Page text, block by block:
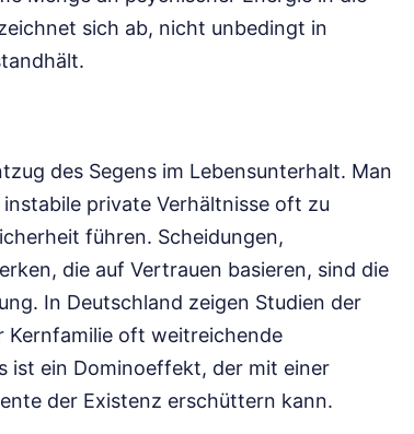
sich ab, nicht unbedingt in
des Segens im Lebensunterhalt. Man
private Verhältnisse oft zu
führen. Scheidungen,
die auf Vertrauen basieren, sind die
In Deutschland zeigen Studien der
Kernfamilie oft weitreichende
ist ein Dominoeffekt, der mit einer
der Existenz erschüttern kann.